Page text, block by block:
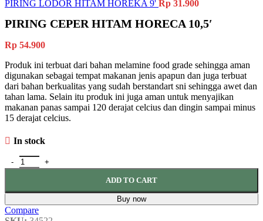
PIRING LODOR HITAM HOREKA 9' Rp 31.900
PIRING CEPER HITAM HORECA 10,5′
Rp 54.900
Produk ini terbuat dari bahan melamine food grade sehingga aman
digunakan sebagai tempat makanan jenis apapun dan juga terbuat
dari bahan berkualitas yang sudah berstandart sni sehingga awet dan
tahan lama. Selain itu produk ini juga aman untuk menyajikan
makanan panas sampai 120 derajat celcius dan dingin sampai minus
15 derajat celcius.
In stock
ADD TO CART
Buy now
Compare